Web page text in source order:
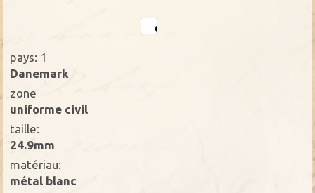
pays: 1
Danemark
zone
uniforme civil
taille:
24.9mm
matériau:
métal blanc